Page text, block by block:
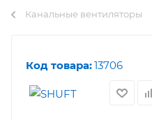
Канальные вентиляторы
Код товара:13706